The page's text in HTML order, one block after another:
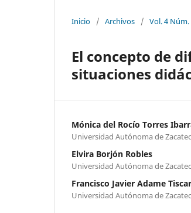
Inicio / Archivos / Vol. 4 Núm.
El concepto de
situaciones
Mónica del Rocío Torres
Universidad Autónoma de
Elvira Borjón Robles
Universidad Autónoma de
Francisco Javier Adame
Universidad Autónoma de